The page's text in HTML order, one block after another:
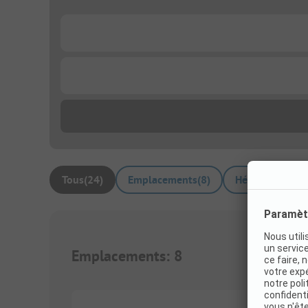
Tous(24) Emplacements(8)
Emplacements: 8 1/6